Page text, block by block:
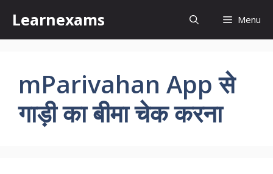
content
Learnexams Menu
mParivahan App से
गाड़ी का बीमा चेक करना